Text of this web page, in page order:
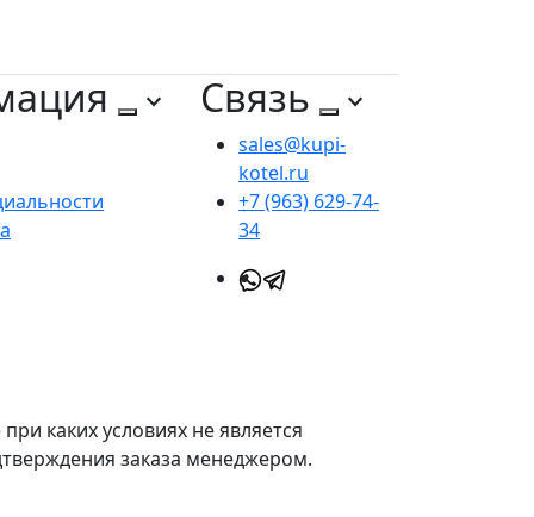
Связь
sales@kupi-
kotel.ru
+7 (963) 629-74-
34
каких условиях не является
заказа менеджером.